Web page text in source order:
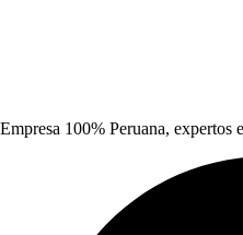
Empresa 100% Peruana, expertos